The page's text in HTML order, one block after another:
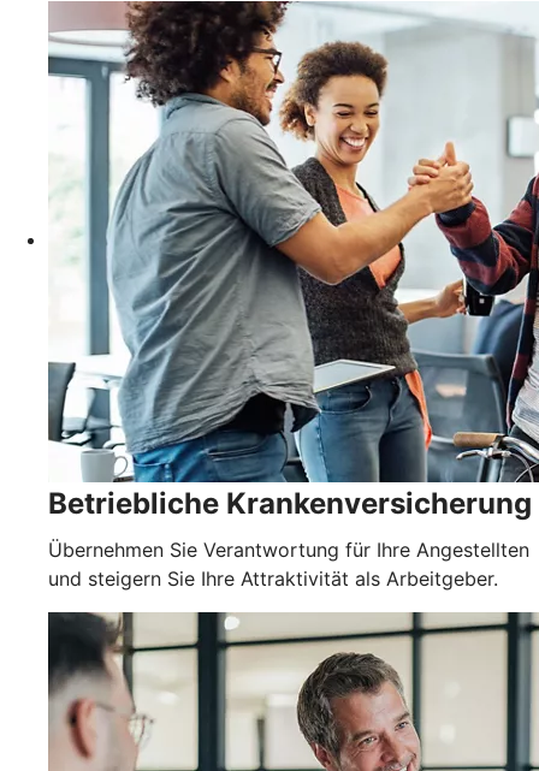
Betriebliche Krankenversicherung
Übernehmen Sie Verantwortung für Ihre Angestellten
und steigern Sie Ihre Attraktivität als Arbeitgeber.